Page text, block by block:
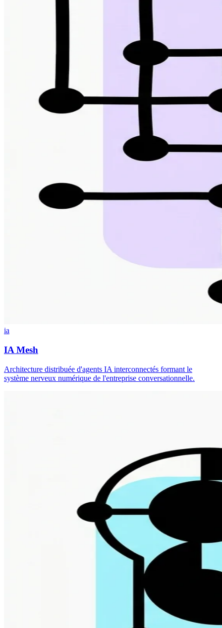
ia
IA Mesh
Architecture distribuée d'agents IA interconnectés formant le
système nerveux numérique de l'entreprise conversationnelle.